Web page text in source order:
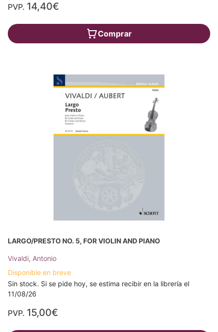
PVP. 14,40€
Comprar
LARGO/PRESTO NO. 5, FOR VIOLIN AND PIANO
Vivaldi, Antonio
Disponible en breve
Sin stock. Si se pide hoy, se estima recibir en la librería el
11/08/26
PVP. 15,00€